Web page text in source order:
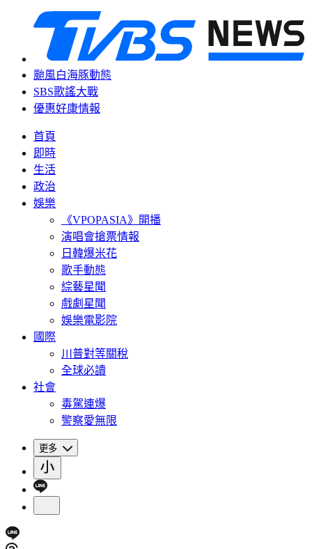
颱風白海豚動態
SBS歌謠大戰
優惠好康情報
首頁
即時
生活
政治
娛樂
《VPOPASIA》開播
演唱會搶票情報
日韓爆米花
歌手動態
綜藝星聞
戲劇星聞
娛樂電影院
國際
川普對等關稅
全球必讀
社會
毒駕連爆
警察愛無限
更多